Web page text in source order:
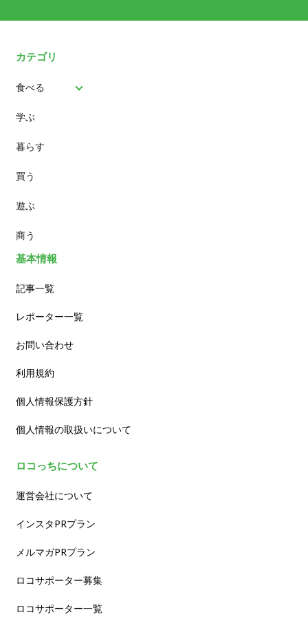
カテゴリ
食べる
パン
スイーツ
ランチ
カフェ
学ぶ
暮らす
買う
遊ぶ
商う
基本情報
記事一覧
レポーター一覧
お問い合わせ
利用規約
個人情報保護方針
個人情報の取扱いについて
ロコっちについて
運営会社について
インスタPRプラン
メルマガPRプラン
ロコサポーター募集
ロコサポーター一覧